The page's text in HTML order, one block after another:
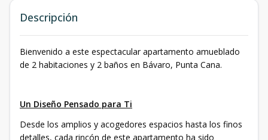
Descripción
Bienvenido a este espectacular apartamento amueblado
de 2 habitaciones y 2 baños en Bávaro, Punta Cana.
Un Diseño Pensado para Ti
Desde los amplios y acogedores espacios hasta los finos
detalles, cada rincón de este apartamento ha sido